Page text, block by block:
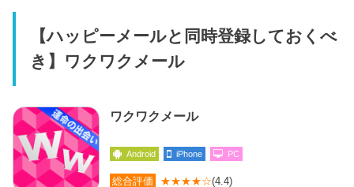
【ハッピーメールと同時登録しておくべ
き】ワクワクメール
ワクワクメール
Android iPhone PC
総合評価 ★★★★☆(4.4)